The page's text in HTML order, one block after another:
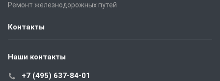
Ремонт железнодорожных путей
Контакты
Наши контакты
+7 (495) 637-84-01